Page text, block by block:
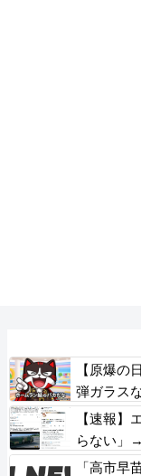
【原爆の
弾ガラス
晒し者で
た
【速報】
らない」
→即ブロ
「高市早